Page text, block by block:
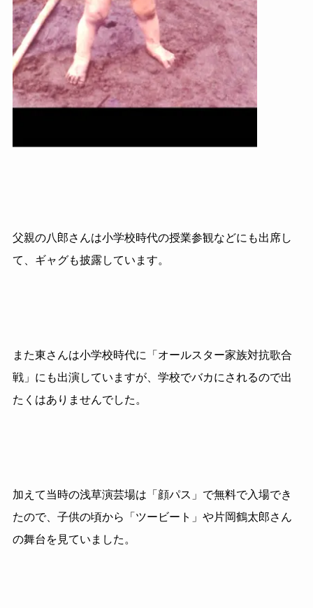
父親の八郎さんは小学校時代の授業参観などにも出席し
て、ギャグも披露しています。
また東さんは小学校時代に「オールスター家族対抗歌合
戦」にも出演していますが、学校でバカにされるので出
たくはありませんでした。
加えて当時の浅草演芸場は「顔パス」で無料で入場でき
たので、子供の頃から「ツービート」や片岡鶴太郎さん
の舞台を見ていました。